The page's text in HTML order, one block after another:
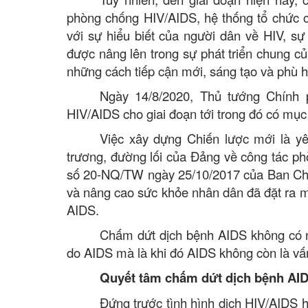
phòng chống HIV/AIDS, hệ thống tổ
với sự hiểu biết của người dân về HIV,
được nâng lên trong sự phát triển chung
những cách tiếp cận mới, sáng tạo và phù
Ngày 14/8/2020, Thủ tướng
HIV/AIDS cho giai đoạn tới trong đó có
Việc xây dựng Chiến lược mới là
trương, đường lối của Đảng về công tác
số 20-NQ/TW ngày 25/10/2017 của Ban
và nâng cao sức khỏe nhân dân đã đặt ra
AIDS.
Chấm dứt dịch bệnh AIDS không
do AIDS mà là khi đó AIDS không còn là
Quyết tâm chấm dứt dịch bệnh
Đứng trước tình hình dịch HIV/AIDS